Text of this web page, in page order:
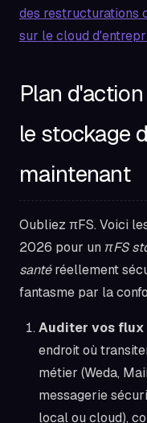
des restructurations
sur le cloud
Plan
le stockage
maintenant
Oubliez πFS. Voici
2026 pour un πFS
santéréellement
fantasme par la
Auditer vos flux
endroit où
métier (Weda,
messagerie
local ou cloud),